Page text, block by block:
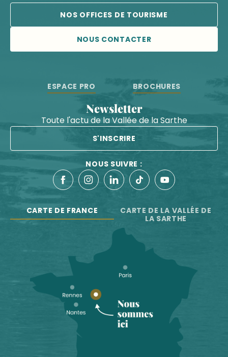
NOS OFFICES DE TOURISME
NOUS CONTACTER
ESPACE PRO BROCHURES
Newsletter
Toute l'actu de la Vallée de la Sarthe
S'INSCRIRE
NOUS SUIVRE :
CARTE DE FRANCE
CARTE DE LA VALLÉE DE
LA SARTHE